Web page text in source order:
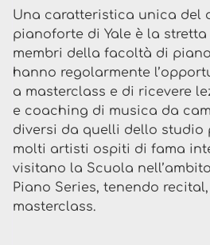
Una caratteristica unica del
pianoforte di Yale è la
membri della facoltà di
hanno regolarmente
a masterclass e di ricevere
e coaching di musica da
diversi da quelli dello studio
molti artisti ospiti di fama
visitano la Scuola
Piano Series, tenendo
masterclass.